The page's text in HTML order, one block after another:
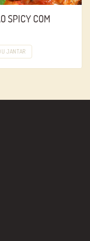
SPICY COM
JANTAR